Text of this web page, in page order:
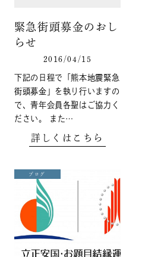
緊急街頭募金のおし
らせ
2016/04/15
下記の日程で「熊本地震緊急
街頭募金」を執り行いますの
で、青年会員各聖はご協力く
ださい。 また…
詳しくはこちら
ブログ